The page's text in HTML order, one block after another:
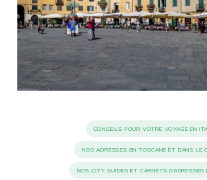
LIRE
ITALIEN
joie de vivre
SUBLIME ! LE DÉCOR ITALIEN
LIRE
Lucia
ARTISANAT ITALIEN
Les cuirs de
Dolce Follia
CONSEILS POUR VOTRE VOYAGE EN
NOS ADRESSES EN TOSCANE ET DANS LE
NOS CITY GUIDES ET CARNETS D'ADRESSES